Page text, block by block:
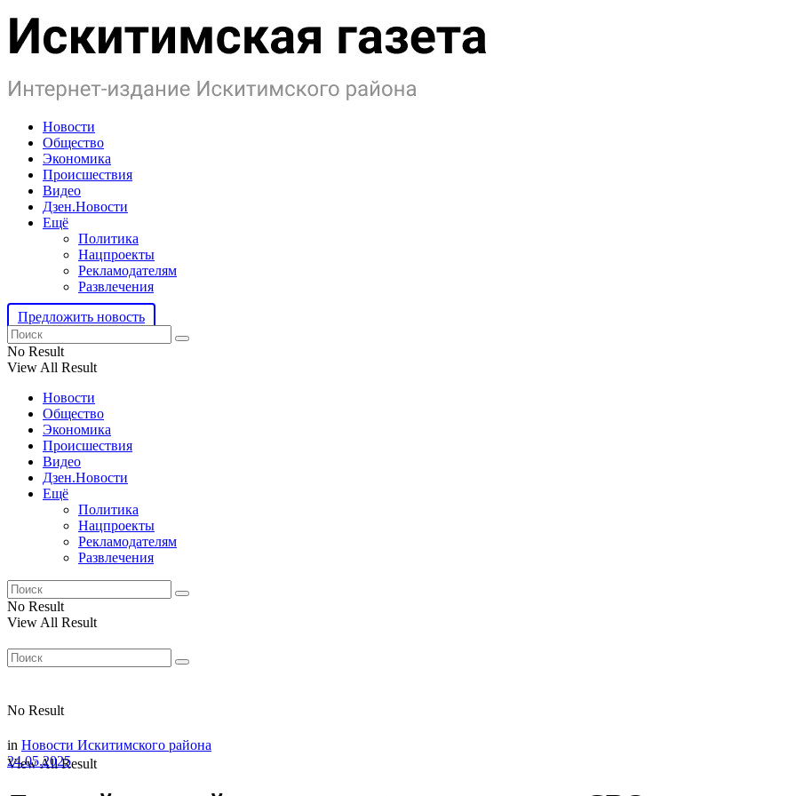
Новости
Общество
Экономика
Происшествия
Видео
Дзен.Новости
Ещё
Политика
Нацпроекты
Рекламодателям
Развлечения
Предложить новость
No Result
View All Result
Новости
Общество
Экономика
Происшествия
Видео
Дзен.Новости
Ещё
Политика
Нацпроекты
Рекламодателям
Развлечения
No Result
View All Result
No Result
View All Result
in Новости Искитимского района
24.05.2025